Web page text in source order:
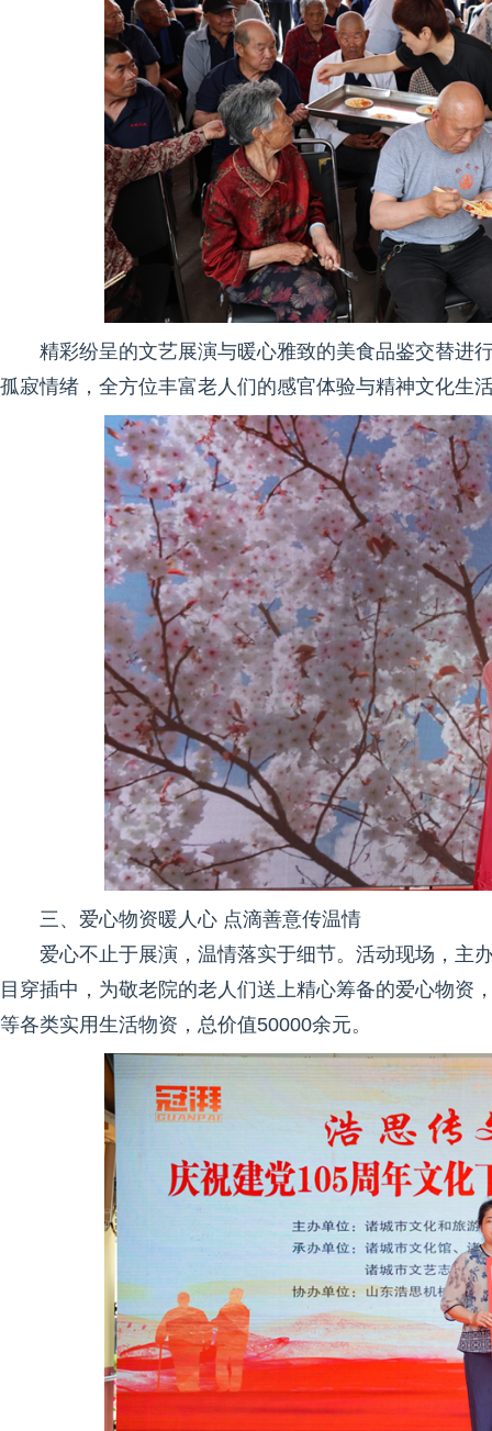
精彩纷呈的文艺展演与暖心雅致的美食品鉴交替进
孤寂情绪，全方位丰富老人们的感官体验与精神文化生
三、爱心物资暖人心 点滴善意传温情
爱心不止于展演，温情落实于细节。活动现场，主
目穿插中，为敬老院的老人们送上精心筹备的爱心物资
等各类实用生活物资，总价值50000余元。